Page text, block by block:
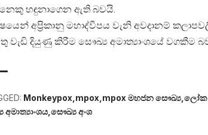
හඳුනාගෙන ඇති බවයි.
අප්‍රිකානු මහාද්වීපය වැනි අවදානම්
වැඩි දියුණු කිරීම සෞඛ්‍ය අමාත්‍යාංශයේ වගකීම
Monkeypox mpox mpox මහජන සෞඛ්‍ය ලෝක
සෞඛ්‍ය අංශ